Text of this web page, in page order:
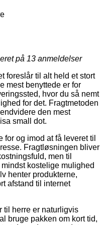
på 13 anmeldelser
foreslår til alt held et stort
mest benyttede er for
hvor du så nemt
for det. Fragtmetoden
den mest
small dot.
for og imod at få leveret til
Fragtløsningen bliver
men til
kostelige mulighed
henter produkterne,
afstand til internet
til herre er naturligvis
bruge pakken om kort tid,